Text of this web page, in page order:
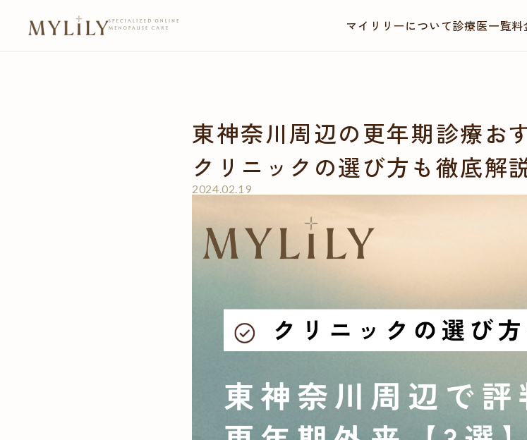
マイリリーについて診療医一覧料
東神奈川周辺の更年期診療お
クリニックの選び方も徹底解
2024.02.19